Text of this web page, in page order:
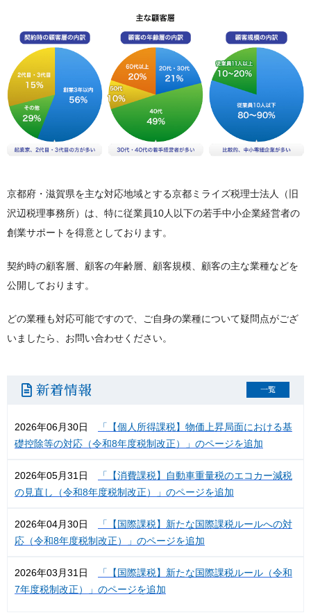
京都府・滋賀県を主な対応地域とする京都ミライズ税理士法人（旧
沢辺税理事務所）は、特に従業員10人以下の若手中小企業経営者の
創業サポートを得意としております。
契約時の顧客層、顧客の年齢層、顧客規模、顧客の主な業種などを
公開しております。
どの業種も対応可能ですので、ご自身の業種について疑問点がござ
いましたら、お問い合わせください。
新着情報 一覧
2026年06月30日
「【個人所得課税】物価上昇局面における基
礎控除等の対応（令和8年度税制改正）」のページを追加
2026年05月31日
「【消費課税】自動車重量税のエコカー減税
の見直し（令和8年度税制改正）」のページを追加
2026年04月30日
「【国際課税】新たな国際課税ルールへの対
応（令和8年度税制改正）」のページを追加
2026年03月31日
「【国際課税】新たな国際課税ルール（令和
7年度税制改正）」のページを追加